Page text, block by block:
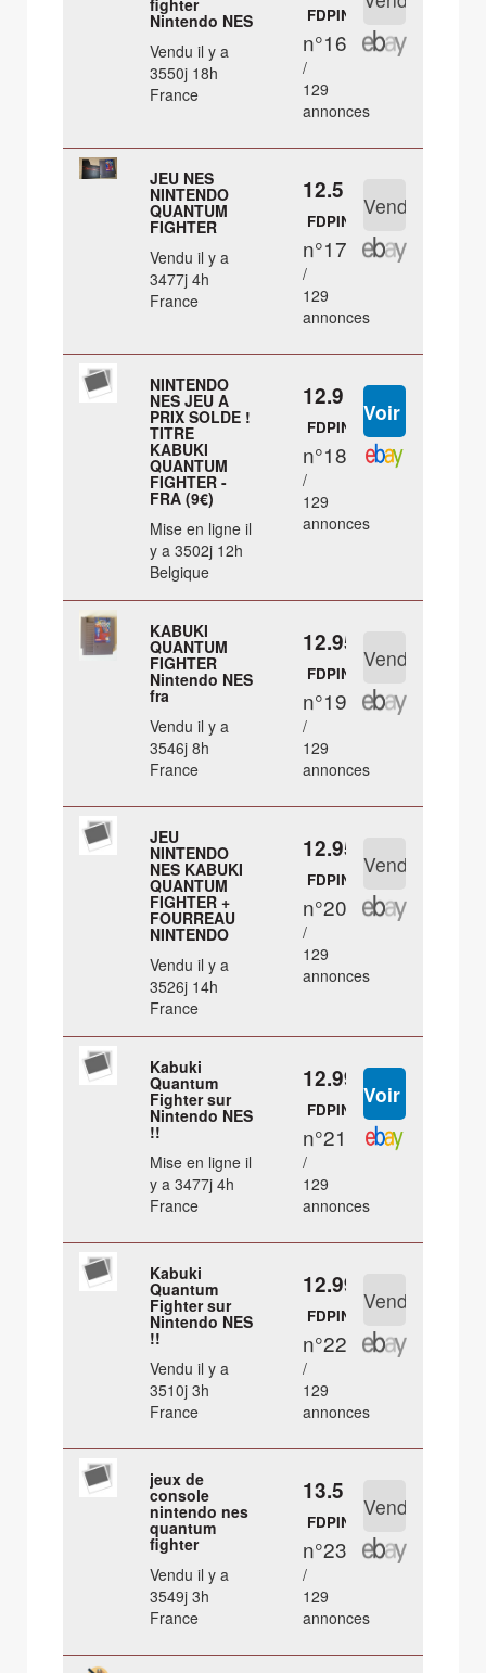
fighter
Nintendo NES
Vendu il y a
3550j 18h
France
FDPIN
n°16
/
129
annonces
JEU NES
NINTENDO
QUANTUM
FIGHTER
Vendu il y a
3477j 4h
France
12.5 €
FDPIN
n°17
/
129
annonces
NINTENDO
NES JEU A
PRIX SOLDE !
TITRE
KABUKI
QUANTUM
FIGHTER -
FRA (9€)
Mise en ligne il
y a 3502j 12h
Belgique
12.9 €
FDPIN
n°18
/
129
annonces
KABUKI
QUANTUM
FIGHTER
Nintendo NES
fra
Vendu il y a
3546j 8h
France
12.95 €
FDPIN
n°19
/
129
annonces
JEU
NINTENDO
NES KABUKI
QUANTUM
FIGHTER +
FOURREAU
NINTENDO
Vendu il y a
3526j 14h
France
12.95 €
FDPIN
n°20
/
129
annonces
Kabuki
Quantum
Fighter sur
Nintendo NES
!!
Mise en ligne il
y a 3477j 4h
France
12.99 €
FDPIN
n°21
/
129
annonces
Kabuki
Quantum
Fighter sur
Nintendo NES
!!
Vendu il y a
3510j 3h
France
12.99 €
FDPIN
n°22
/
129
annonces
jeux de
console
nintendo nes
quantum
fighter
Vendu il y a
3549j 3h
France
13.5 €
FDPIN
n°23
/
129
annonces